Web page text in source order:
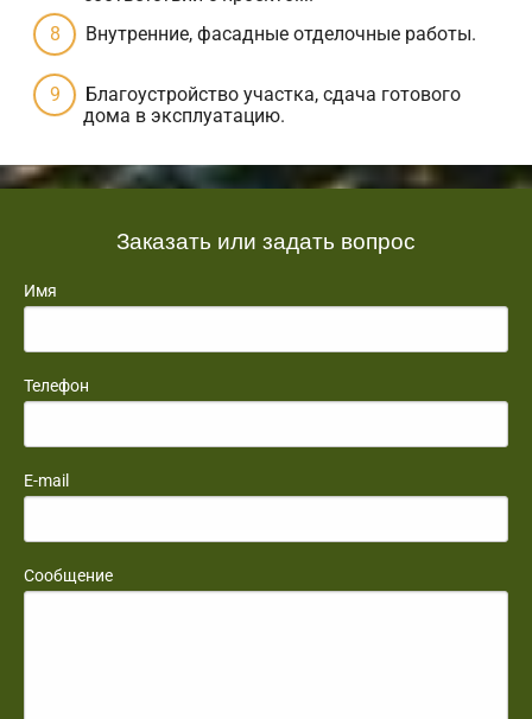
Внутренние, фасадные отделочные работы.
Благоустройство участка, сдача готового
дома в эксплуатацию.
Заказать или задать вопрос
Имя
Телефон
E-mail
Сообщение